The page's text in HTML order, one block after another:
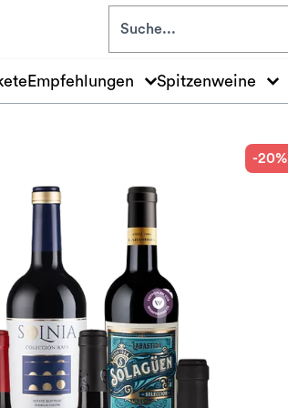
Empfehlungen Spitzenweine
-20%